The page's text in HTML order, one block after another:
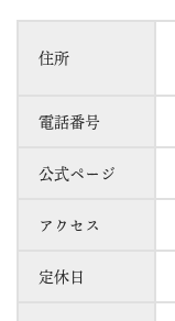
住所
電話番号
公式ページ
アクセス
定休日